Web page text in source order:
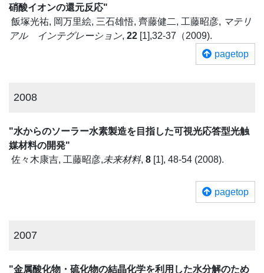
硝酸イオンの還元反応"
飯塚光祐, 岡万里絵, 三石雄悟, 齊藤健二, 工藤昭彦, マテリ
アル インテグレーション, 22 [1],32-37（2009).
pagetop
2008
"水からのソーラー水素製造を目指した可視光応答型光触
媒材料の開発"
佐々木康吉, 工藤昭彦,未来材料, 8 [1], 48-54 (2008).
pagetop
2007
"金属酸化物・硫化物の結晶化学を利用した水分解のため